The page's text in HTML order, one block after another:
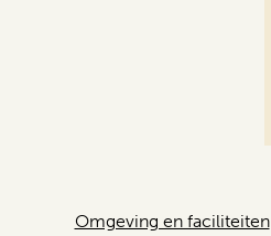
Omgeving en faciliteiten